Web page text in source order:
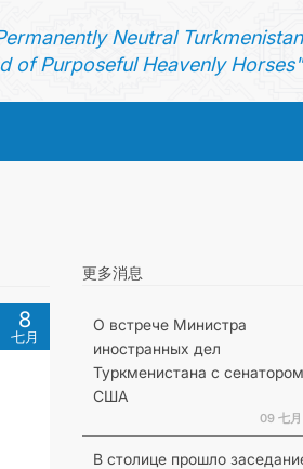
Neutral Turkmenistan
of Purposeful Heavenly Horses"
8
七月
更多消息
О встрече Министра
иностранных дел
Туркменистана с сенатором
США
09 七
В столице прошло